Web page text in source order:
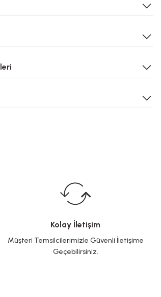
Kolay İletişim
Müşteri Temsilcilerimizle Güvenli İletişime
Geçebilirsiniz.